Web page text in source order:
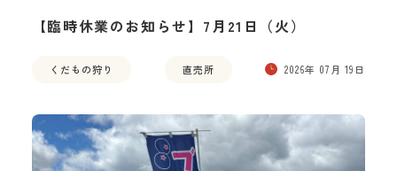
【臨時休業のお知らせ】7月21日（火）
くだもの狩り 直売所 2026年 07月 19日